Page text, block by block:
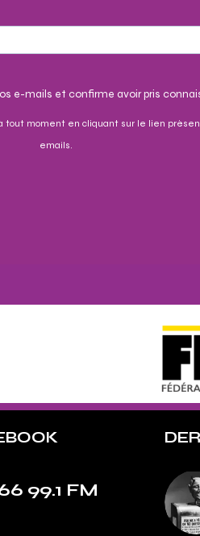
e-mails et confirme avoir pris
tout moment en cliquant sur le lien
emails.
99.1 FM